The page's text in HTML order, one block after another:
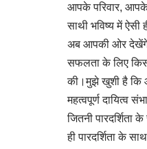
आपके परिवार, आपके
साथी भविष्य में
अब आपकी ओर
सफलता के लिए किस
की।मुझे खुशी है कि
महत्वपूर्ण दायित्व
जितनी
ही पारदर्शिता के